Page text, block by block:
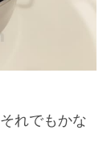
れでもかな